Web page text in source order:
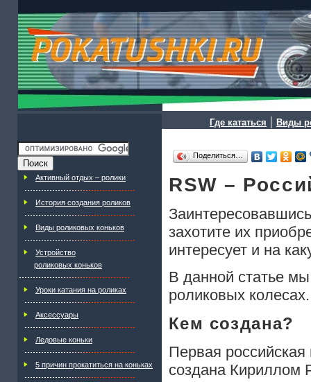
Где кататься | Виды
Активный отдых – ролики
История создания роликов
Виды роликовых коньков
Устройство
роликовых коньков
Уроки катания на роликах
Аксессуары
Ледовые коньки
5 причин прокатиться на коньках
Поделиться…
RSW –
захотите их
интересует и на
В данной статье
роликовых
Кем создана?
Первая
создана Кириллом